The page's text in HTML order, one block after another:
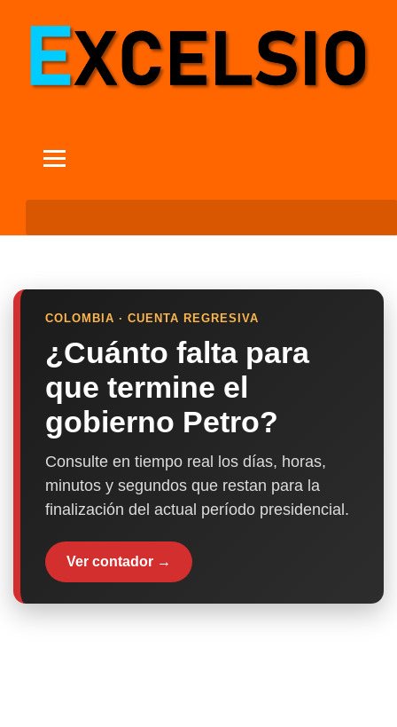
COLOMBIA · CUENTA REGRESIVA
¿Cuánto falta para
que termine el
gobierno Petro?
Consulte en tiempo real los días, horas,
minutos y segundos que restan para la
finalización del actual período presidencial.
Ver contador →